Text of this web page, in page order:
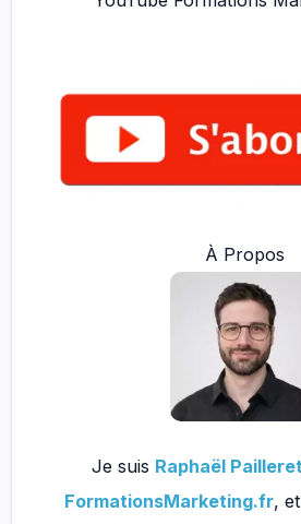
À Propos
Je suis Raphaël
FormationsMarketing.fr,